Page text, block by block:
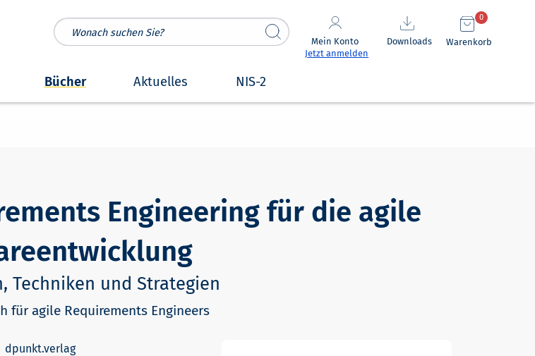
Mein Konto
Jetzt anmelden
Downloads Warenkorb
0
Bücher Aktuelles NIS-2
Engineering für die agile
Techniken und Strategien
für agile Requirements Engineers
dpunkt.verlag